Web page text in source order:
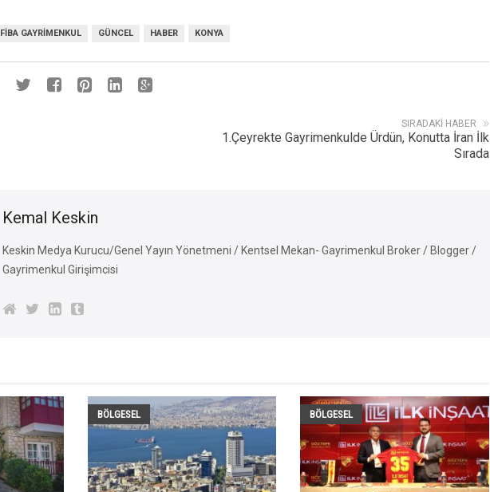
FIBA GAYRIMENKUL GÜNCEL HABER KONYA
SIRADAKI HABER
1.Çeyrekte Gayrimenkulde Ürdün, Konutta İran İlk
Sırada
Kemal Keskin
Keskin Medya Kurucu/Genel Yayın Yönetmeni / Kentsel Mekan- Gayrimenkul Broker / Blogger /
Gayrimenkul Girişimcisi
BÖLGESEL BÖLGESEL